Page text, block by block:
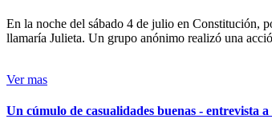
En la noche del sábado 4 de julio en Constitución,
llamaría Julieta. Un grupo anónimo realizó una
Ver mas
Un cúmulo de casualidades buenas - entrevista a